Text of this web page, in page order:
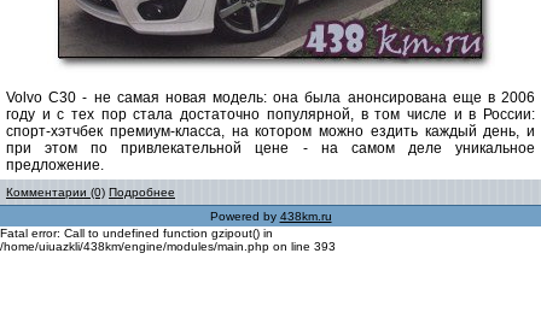
Volvo C30 - не самая новая модель: она была анонсирована еще в 2006
году и с тех пор стала достаточно популярной, в том числе и в России:
спорт-хэтчбек премиум-класса, на котором можно ездить каждый день, и
при этом по привлекательной цене - на самом деле уникальное
предложение.
Комментарии (0) Подробнее
Powered by 438km.ru
Fatal error: Call to undefined function gzipout() in
/home/uiuazkli/438km/engine/modules/main.php on line 393